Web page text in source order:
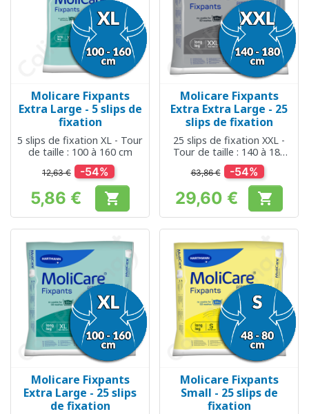
Molicare Fixpants
Extra Large - 5 slips de
fixation
5 slips de fixation XL - Tour
de taille : 100 à 160 cm
12,63 € -54%
Prix
5,86 € 
Molicare Fixpants
Extra Extra Large - 25
slips de fixation
25 slips de fixation XXL -
Tour de taille : 140 à 180
cm
63,86 € -54%
Prix
29,60 € 
Molicare Fixpants
Extra Large - 25 slips
de fixation
Molicare Fixpants
Small - 25 slips de
fixation